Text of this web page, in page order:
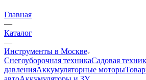
Главная
—
Каталог
—
Инструменты в Москве
Снегоуборочная техникаСадовая
давленияАккумуляторные моторы